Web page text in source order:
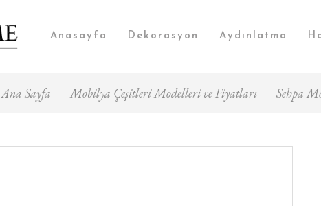
Anasayfa Dekorasyon Aydınlatma
Ana Sayfa Mobilya Çeşitleri Modelleri ve Fiyatları Sehpa